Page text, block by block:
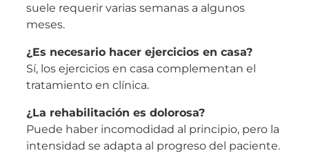
suele requerir varias semanas a algunos
meses.
¿Es necesario hacer ejercicios en casa?
Sí, los ejercicios en casa complementan el
tratamiento en clínica.
¿La rehabilitación es dolorosa?
Puede haber incomodidad al principio, pero la
intensidad se adapta al progreso del paciente.